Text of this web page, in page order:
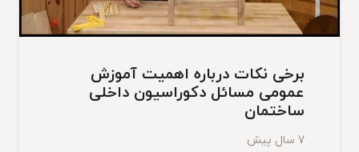
برخی نکات درباره اهمیت آموزش
عمومی مسائل دکوراسیون داخلی
ساختمان
7 سال پیش